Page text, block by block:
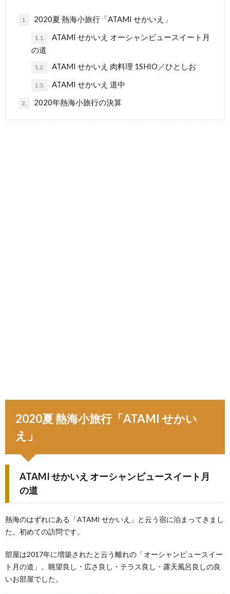
1. 2020夏 熱海小旅行「ATAMI せかいえ」
1.1.
ATAMI せかいえ オーシャンビュースイート月
の道
1.2. ATAMI せかいえ 肉料理 1SHIO／ひとしお
1.3. ATAMI せかいえ 道中
2. 2020年熱海小旅行の決算
2020夏 熱海小旅行「ATAMI せかい
え」
ATAMI せかいえ オーシャンビュースイート月
の道
熱海のはずれにある「ATAMI せかいえ」と云う宿に泊まってきまし
た。初めての訪問です。
部屋は2017年に増築されたと云う離れの「オーシャンビュースイー
ト月の道」。眺望良し・広さ良し・テラス良し・露天風呂良しの良
いお部屋でした。